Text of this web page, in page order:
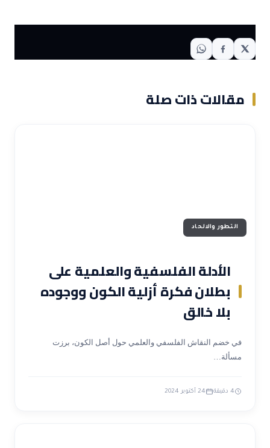
مقالات ذات صلة
التطور والالحاد
الأدلة الفلسفية والعلمية على
بطلان فكرة أزلية الكون ووجوده
بلا خالق
في خضم النقاش الفلسفي والعلمي حول أصل الكون، برزت
مسألة…
4 دقيقة 24 أكتوبر 2024